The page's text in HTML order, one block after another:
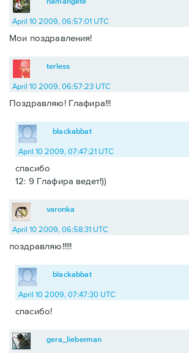
April 10 2009, 06:57:01 UTC
Мои поздравления!
terless
April 10 2009, 06:57:23 UTC
Поздравляю! Глафира!!!
blackabbat
April 10 2009, 07:47:21 UTC
спасибо
12: 9 Глафира ведет!))
varonka
April 10 2009, 06:58:31 UTC
поздравляю!!!!!
blackabbat
April 10 2009, 07:47:30 UTC
спасибо!
gera_lieberman